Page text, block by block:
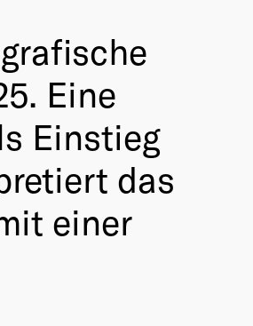
Eine
Einstieg
das
einer